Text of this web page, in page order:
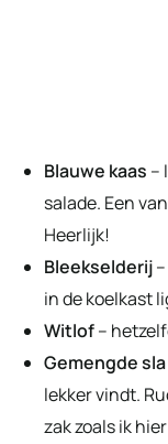
Blauwe kaas –
salade. Een
Heerlijk!
Bleekselderij
in de koelkast
Witlof–
Gemengde sla
lekker vindt.
zak zoals ik